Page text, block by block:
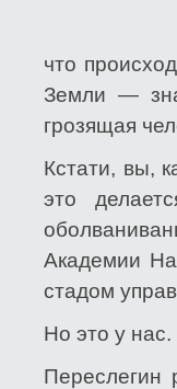
что
Земли —
грозящая
Кстати, вы,
это
Академии
стадом
Но это у
Переслегин